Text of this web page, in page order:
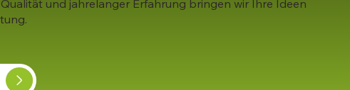
und jahrelanger Erfahrung bringen wir Ihre Ideen